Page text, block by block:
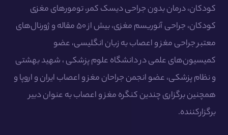
کودکان، درمان بدون جراحی دیسک کمر، تومورهای مغزی
کودکان، جراحی آنوریسم مغزی، بیش از ۵۰ مقاله و ژورنال‌های
معتبر جراحی مغز و اعصاب به زبان انگلیسی، عضو
کمیسیون‌های علمی در دانشگاه علوم پزشکی ، شهید بهشتی
و نظام پزشکی، عضو انجمن جراحان مغز و اعصاب ایران و اروپا و
همچنین برگزاری چندین کنگره مغز و اعصاب به عنوان دبیر
برگزارکننده.